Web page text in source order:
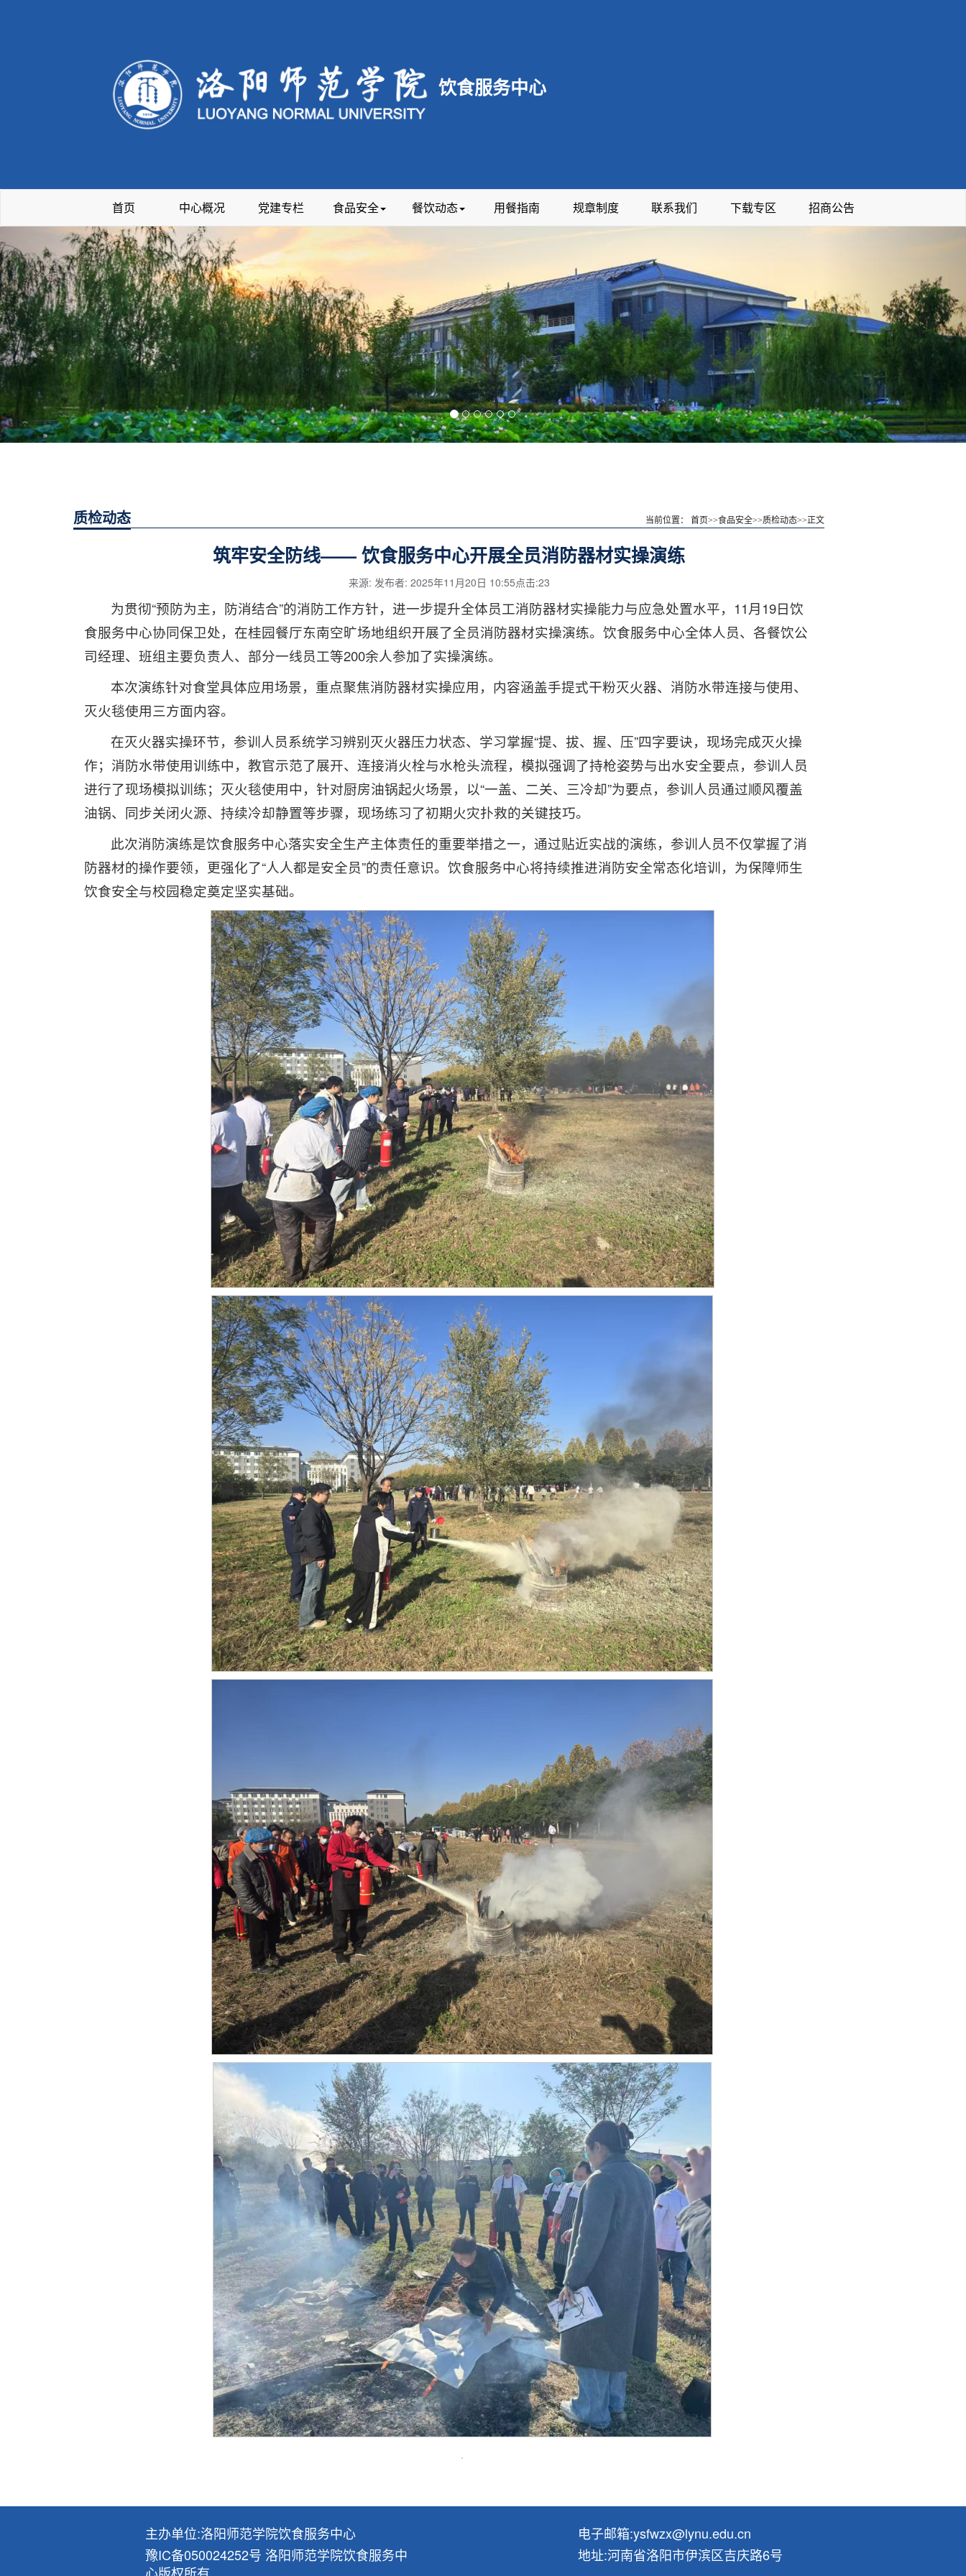
饮食服务中心
首页 中心概况 党建专栏 食品安全 餐饮动态 用餐指南 规章制度 联系我们 下载专区 招商公告
Previous
质检动态 当前位置： 首页>>食品安全>>质检动态>>正文
筑牢安全防线—— 饮食服务中心开展全员消防器材实操演练
来源: 发布者: 2025年11月20日 10:55点击:23
为贯彻“预防为主，防消结合”的消防工作方针，进一步提升全体员工消防器材实操能力与应急处置水平，11月19日饮
食服务中心协同保卫处，在桂园餐厅东南空旷场地组织开展了全员消防器材实操演练。饮食服务中心全体人员、各餐饮公
司经理、班组主要负责人、部分一线员工等200余人参加了实操演练。
本次演练针对食堂具体应用场景，重点聚焦消防器材实操应用，内容涵盖手提式干粉灭火器、消防水带连接与使用、
灭火毯使用三方面内容。
在灭火器实操环节，参训人员系统学习辨别灭火器压力状态、学习掌握“提、拔、握、压”四字要诀，现场完成灭火操
作；消防水带使用训练中，教官示范了展开、连接消火栓与水枪头流程，模拟强调了持枪姿势与出水安全要点，参训人员
进行了现场模拟训练；灭火毯使用中，针对厨房油锅起火场景，以“一盖、二关、三冷却”为要点，参训人员通过顺风覆盖
油锅、同步关闭火源、持续冷却静置等步骤，现场练习了初期火灾扑救的关键技巧。
此次消防演练是饮食服务中心落实安全生产主体责任的重要举措之一，通过贴近实战的演练，参训人员不仅掌握了消
防器材的操作要领，更强化了“人人都是安全员”的责任意识。饮食服务中心将持续推进消防安全常态化培训，为保障师生
饮食安全与校园稳定奠定坚实基础。
主办单位:洛阳师范学院饮食服务中心
豫IC备050024252号 洛阳师范学院饮食服务中
心版权所有
电子邮箱:ysfwzx@lynu.edu.cn
地址:河南省洛阳市伊滨区吉庆路6号